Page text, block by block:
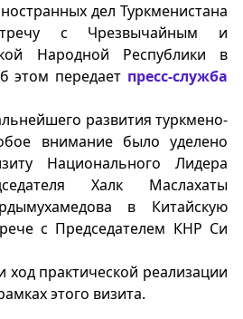
дел Туркменистана
с Чрезвычайным и
Народной Республики в
этом передает пресс-служба
развития туркмено-
внимание было уделено
Национального Лидера
Халк Маслахаты
в Китайскую
с Председателем КНР Си
практической реализации
этого визита.